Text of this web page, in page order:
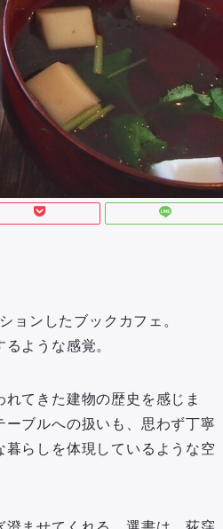
ョンしたブックカフェ。
ような感覚。
てきた建物の歴史を感じま
ブルへの扱いも、思わず丁寧
らしを体現しているような空